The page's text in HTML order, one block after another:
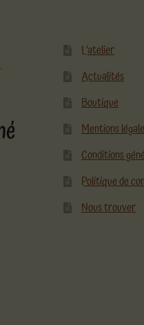
L’atelier
Actualités
Boutique
Mentions
Conditions
Politique de
Nous trouver